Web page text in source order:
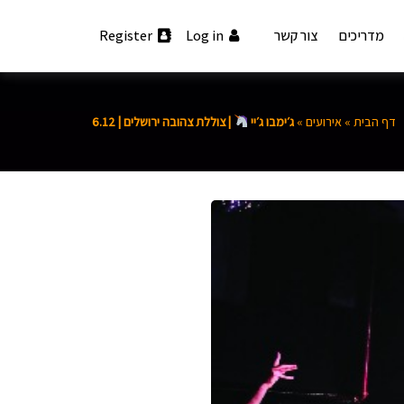
מדריכים צור קשר Log in
Register
דף הבית » אירועים »ג׳ימבו ג׳יי | צוללת צהובה ירושלים | 6.12